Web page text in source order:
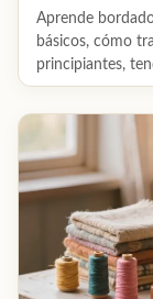
Aprende
básicos, cómo
principiantes,